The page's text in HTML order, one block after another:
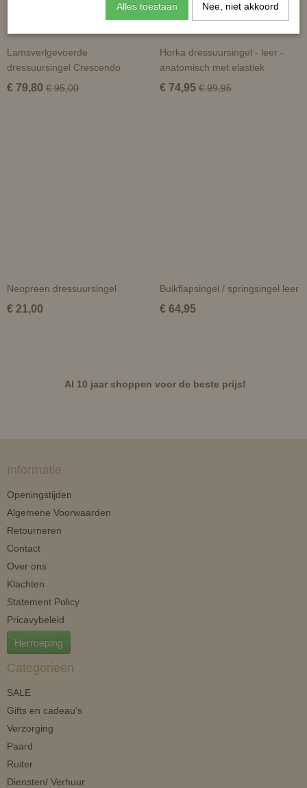
Lamsverlgevoerde
dressuursingel Crescendo
€ 79,80 € 95,00
Horka dressuursingel - leer -
anatomisch met elastiek
€ 74,95 € 99,95
Neopreen dressuursingel
€ 21,00
Buikflapsingel / springsingel leer
€ 64,95
Al 10 jaar shoppen voor de beste prijs!
Informatie
Openingstijden
Algemene Voorwaarden
Retourneren
Contact
Over ons
Klachten
Statement Policy
Pricavybeleid
Herroeping
Categorieën
SALE
Gifts en cadeau's
Verzorging
Paard
Ruiter
Diensten/ Verhuur
Alles toestaan Nee, niet akkoord